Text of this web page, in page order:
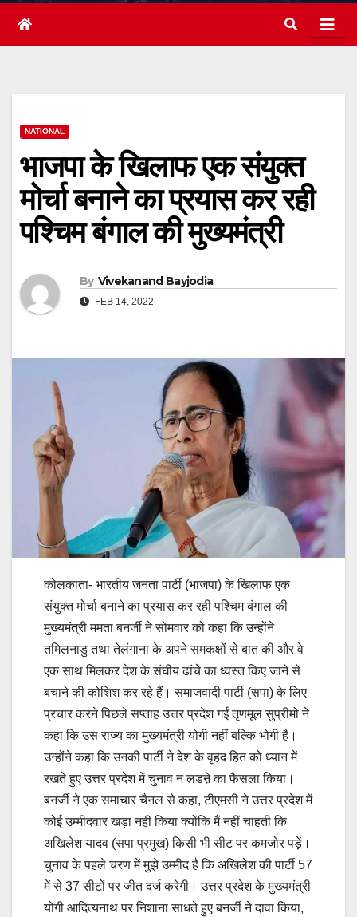
NATIONAL
भाजपा के खिलाफ एक संयुक्त
मोर्चा बनाने का प्रयास कर रही
पश्चिम बंगाल की मुख्यमंत्री
By Vivekanand Bayjodia
FEB 14, 2022
कोलकाता- भारतीय जनता पार्टी (भाजपा) के खिलाफ एक
संयुक्त मोर्चा बनाने का प्रयास कर रही पश्चिम बंगाल की
मुख्यमंत्री ममता बनर्जी ने सोमवार को कहा कि उन्होंने
तमिलनाडु तथा तेलंगाना के अपने समकक्षों से बात की और वे
एक साथ मिलकर देश के संघीय ढांचे का ध्वस्त किए जाने से
बचाने की कोशिश कर रहे हैं। समाजवादी पार्टी (सपा) के लिए
प्रचार करने पिछले सप्ताह उत्तर प्रदेश गईं तृणमूल सुप्रीमो ने
कहा कि उस राज्य का मुख्यमंत्री योगी नहीं बल्कि भोगी है।
उन्होंने कहा कि उनकी पार्टी ने देश के वृहद हित को ध्यान में
रखते हुए उत्तर प्रदेश में चुनाव न लडऩे का फैसला किया।
बनर्जी ने एक समाचार चैनल से कहा, टीएमसी ने उत्तर प्रदेश में
कोई उम्मीदवार खड़ा नहीं किया क्योंकि मैं नहीं चाहती कि
अखिलेश यादव (सपा प्रमुख) किसी भी सीट पर कमजोर पड़ें।
चुनाव के पहले चरण में मुझे उम्मीद है कि अखिलेश की पार्टी 57
में से 37 सीटों पर जीत दर्ज करेगी। उत्तर प्रदेश के मुख्यमंत्री
योगी आदित्यनाथ पर निशाना साधते हुए बनर्जी ने दावा किया,